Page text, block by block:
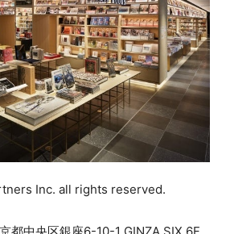
Inc. all rights reserved.